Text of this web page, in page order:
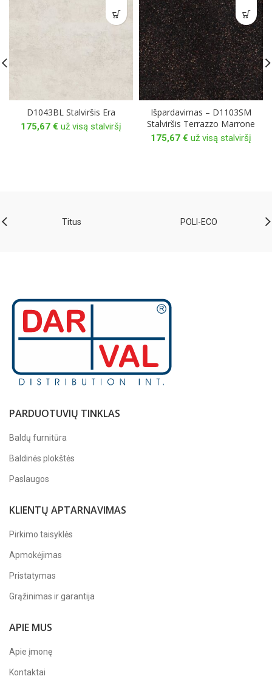
D1043BL Stalviršis Era
175,67 € už visą stalviršį
Išpardavimas – D1103SM
Stalviršis Terrazzo Marrone
175,67 € už visą stalviršį
Titus POLI-ECO
PARDUOTUVIŲ TINKLAS
Baldų furnitūra
Baldinės plokštės
Paslaugos
KLIENTŲ APTARNAVIMAS
Pirkimo taisyklės
Apmokėjimas
Pristatymas
Grąžinimas ir garantija
APIE MUS
Apie įmonę
Kontaktai